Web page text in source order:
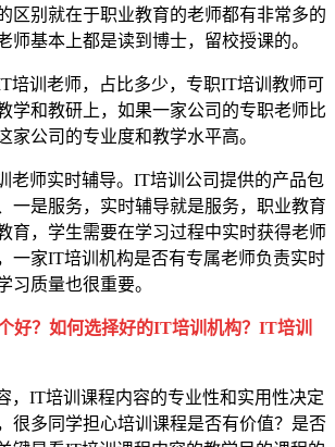
区别就在于职业教育的老师都有非常多的
师基本上都是读到博士，留校授课的。
培训老师，占比多少，专职IT培训教师可
学和教研上，如果一家公司的专职老师比
家公司的专业度和教学水平高。
老师实时辅导。IT培训公司提供的产品包
一是服务，实时辅导就是服务，职业教育
育，学生需要在学习过程中实时获得老师
一家IT培训机构是否有专属老师负责实时
习质量也很重要。
好？如何选择好的IT培训机构？IT培训
，IT培训课程内容的专业性和实用性决定
很多同学担心培训课程是否有价值？是否